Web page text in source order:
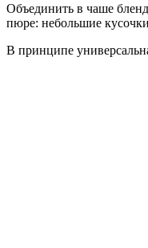
Объединить в чаше
пюре: небольшие
В принципе